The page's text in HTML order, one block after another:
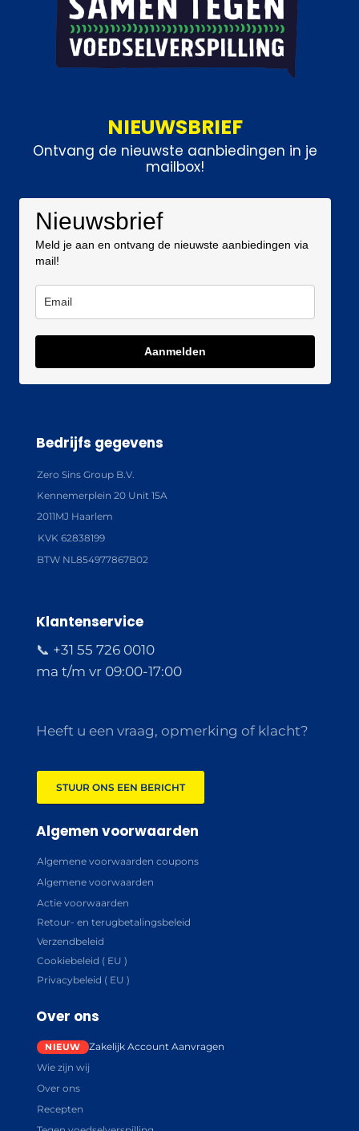
NIEUWSBRIEF
Ontvang de nieuwste aanbiedingen in je
mailbox!
Nieuwsbrief
Meld je aan en ontvang de nieuwste aanbiedingen via
mail!
Aanmelden
Bedrijfs gegevens
Zero Sins Group B.V.
Kennemerplein 20 Unit 15A
2011MJ Haarlem
KVK 62838199
BTW NL854977867B02
Klantenservice
📞 +31 55 726 0010
ma t/m vr 09:00-17:00
Heeft u een vraag, opmerking of klacht?
STUUR ONS EEN BERICHT
Algemen voorwaarden
Algemene voorwaarden coupons
Algemene voorwaarden
Actie voorwaarden
Retour- en terugbetalingsbeleid
Verzendbeleid
Cookiebeleid ( EU )
Privacybeleid ( EU )
Over ons
Zakelijk Account Aanvragen
Wie zijn wij
Over ons
Recepten